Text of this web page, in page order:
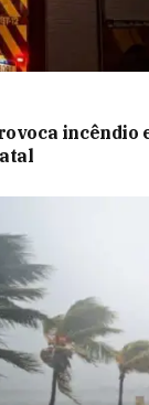
incêndio